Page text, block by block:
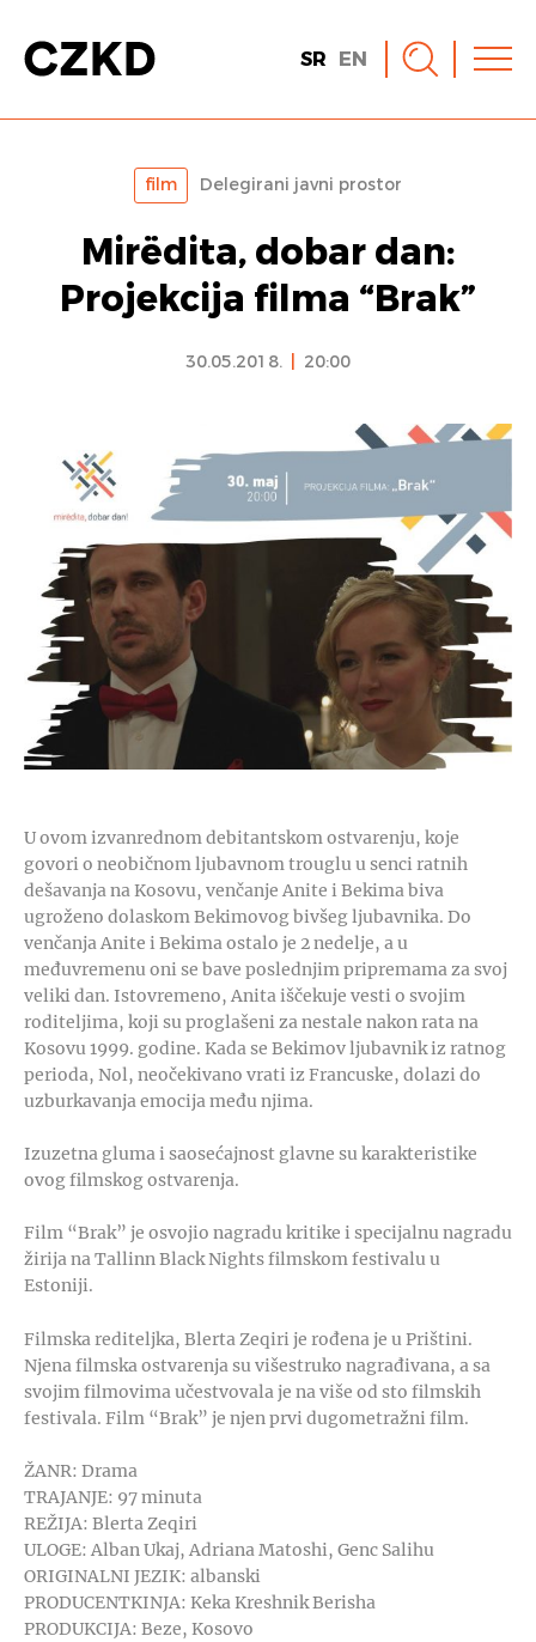
SR EN
film Delegirani javni prostor
Mirëdita, dobar dan:
Projekcija filma “Brak”
30.05.2018. 20:00
U ovom izvanrednom debitantskom ostvarenju, koje
govori o neobičnom ljubavnom trouglu u senci ratnih
dešavanja na Kosovu, venčanje Anite i Bekima biva
ugroženo dolaskom Bekimovog bivšeg ljubavnika. Do
venčanja Anite i Bekima ostalo je 2 nedelje, a u
međuvremenu oni se bave poslednjim pripremama za svoj
veliki dan. Istovremeno, Anita iščekuje vesti o svojim
roditeljima, koji su proglašeni za nestale nakon rata na
Kosovu 1999. godine. Kada se Bekimov ljubavnik iz ratnog
perioda, Nol, neočekivano vrati iz Francuske, dolazi do
uzburkavanja emocija među njima.
Izuzetna gluma i saosećajnost glavne su karakteristike
ovog filmskog ostvarenja.
Film “Brak” je osvojio nagradu kritike i specijalnu nagradu
žirija na Tallinn Black Nights filmskom festivalu u
Estoniji.
Filmska rediteljka, Blerta Zeqiri je rođena je u Prištini.
Njena filmska ostvarenja su višestruko nagrađivana, a sa
svojim filmovima učestvovala je na više od sto filmskih
festivala. Film “Brak” je njen prvi dugometražni film.
ŽANR: Drama
TRAJANJE: 97 minuta
REŽIJA: Blerta Zeqiri
ULOGE: Alban Ukaj, Adriana Matoshi, Genc Salihu
ORIGINALNI JEZIK: albanski
PRODUCENTKINJA: Keka Kreshnik Berisha
PRODUKCIJA: Beze, Kosovo